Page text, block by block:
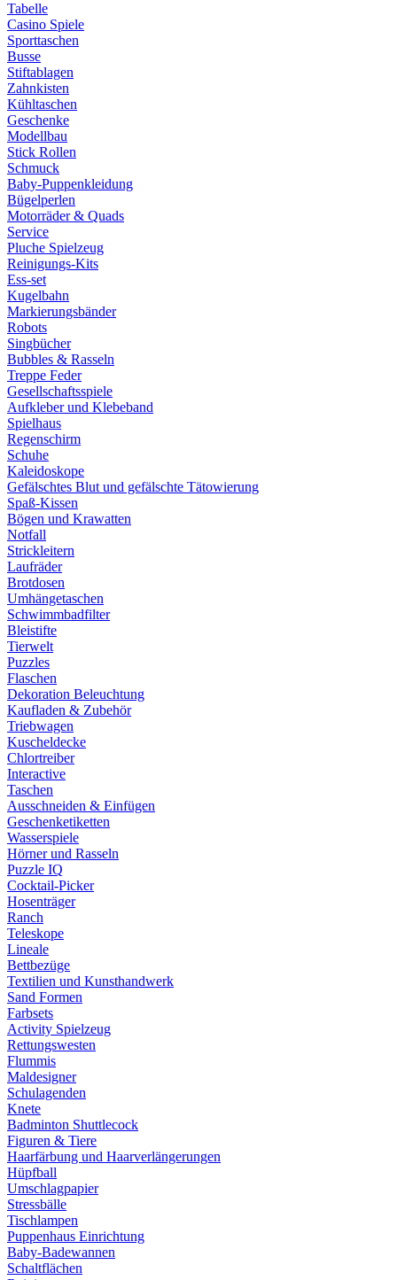
Tabelle
Casino Spiele
Sporttaschen
Busse
Stiftablagen
Zahnkisten
Kühltaschen
Geschenke
Modellbau
Stick Rollen
Schmuck
Baby-Puppenkleidung
Bügelperlen
Motorräder & Quads
Service
Pluche Spielzeug
Reinigungs-Kits
Ess-set
Kugelbahn
Markierungsbänder
Robots
Singbücher
Bubbles & Rasseln
Treppe Feder
Gesellschaftsspiele
Aufkleber und Klebeband
Spielhaus
Regenschirm
Schuhe
Kaleidoskope
Gefälschtes Blut und gefälschte Tätowierung
Spaß-Kissen
Bögen und Krawatten
Notfall
Strickleitern
Laufräder
Brotdosen
Umhängetaschen
Schwimmbadfilter
Bleistifte
Tierwelt
Puzzles
Flaschen
Dekoration Beleuchtung
Kaufladen & Zubehör
Triebwagen
Kuscheldecke
Chlortreiber
Interactive
Taschen
Ausschneiden & Einfügen
Geschenketiketten
Wasserspiele
Hörner und Rasseln
Puzzle IQ
Cocktail-Picker
Hosenträger
Ranch
Teleskope
Lineale
Bettbezüge
Textilien und Kunsthandwerk
Sand Formen
Farbsets
Activity Spielzeug
Rettungswesten
Flummis
Maldesigner
Schulagenden
Knete
Badminton Shuttlecock
Figuren & Tiere
Haarfärbung und Haarverlängerungen
Hüpfball
Umschlagpapier
Stressbälle
Tischlampen
Puppenhaus Einrichtung
Baby-Badewannen
Schaltflächen